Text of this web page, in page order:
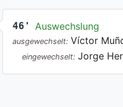
46' Auswechslung
ausgewechselt: Víctor
eingewechselt: Jorge